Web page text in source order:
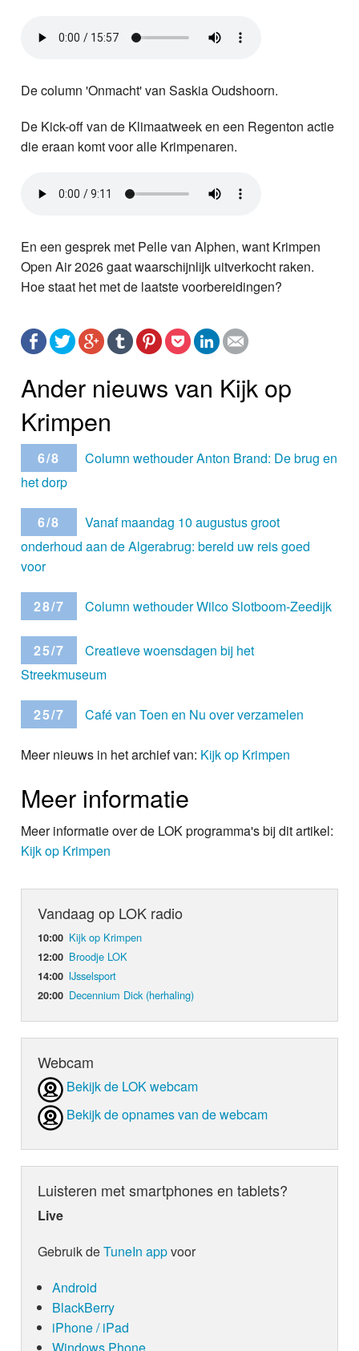
De column 'Onmacht' van Saskia Oudshoorn.
De Kick-off van de Klimaatweek en een Regenton actie
die eraan komt voor alle Krimpenaren.
En een gesprek met Pelle van Alphen, want Krimpen
Open Air 2026 gaat waarschijnlijk uitverkocht raken.
Hoe staat het met de laatste voorbereidingen?
Ander nieuws van Kijk op
Krimpen
6/8
Column wethouder Anton Brand: De brug en
het dorp
6/8
Vanaf maandag 10 augustus groot
onderhoud aan de Algerabrug: bereid uw reis goed
voor
28/7 Column wethouder Wilco Slotboom-Zeedijk
25/7
Creatieve woensdagen bij het
Streekmuseum
25/7 Café van Toen en Nu over verzamelen
Meer nieuws in het archief van: Kijk op Krimpen
Meer informatie
Meer informatie over de LOK programma's bij dit artikel:
Kijk op Krimpen
Vandaag op LOK radio
10:00 Kijk op Krimpen
12:00 Broodje LOK
14:00 IJsselsport
20:00 Decennium Dick (herhaling)
Webcam
Bekijk de LOK webcam
Bekijk de opnames van de webcam
Luisteren met smartphones en tablets?
Live
Gebruik deTuneIn appvoor
Android
BlackBerry
iPhone / iPad